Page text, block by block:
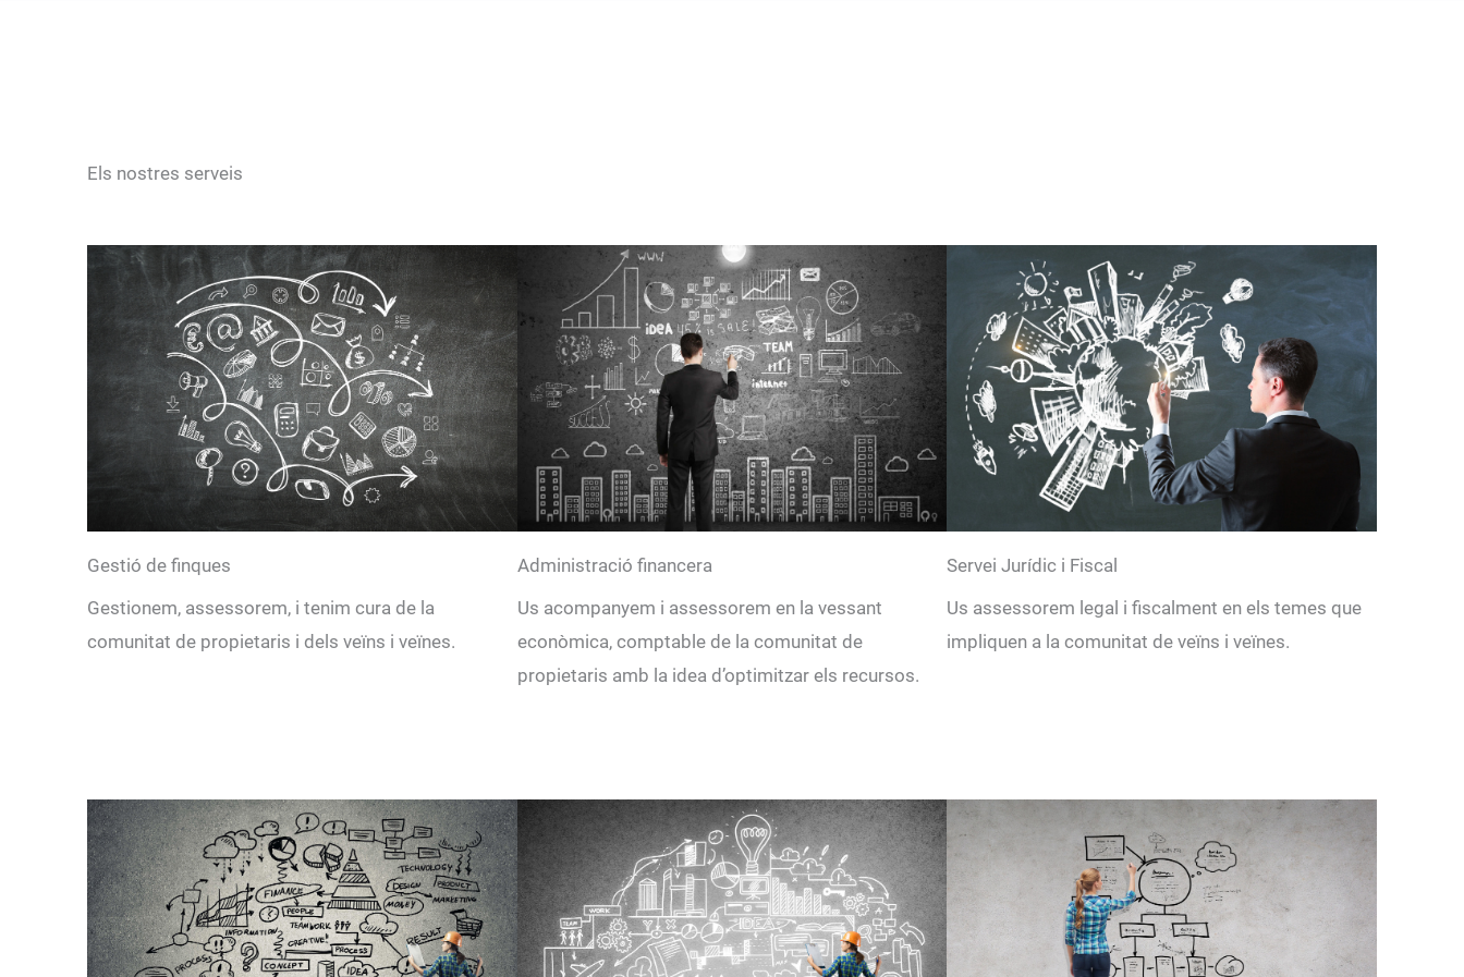
Els nostres serveis
Gestió de finques
Gestionem, assessorem, i tenim cura de la
comunitat de propietaris i dels veïns i veïnes.
Administració financera
Us acompanyem i assessorem en la vessant
econòmica, comptable de la comunitat de
propietaris amb la idea d’optimitzar els recursos.
Servei Jurídic i Fiscal
Us assessorem legal i fiscalment en els temes que
impliquen a la comunitat de veïns i veïnes.